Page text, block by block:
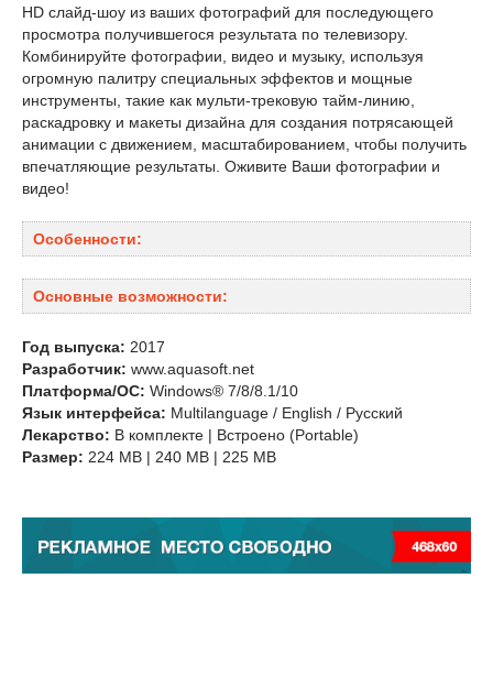
HD слайд-шоу из ваших фотографий для последующего
просмотра получившегося результата по телевизору.
Комбинируйте фотографии, видео и музыку, используя
огромную палитру специальных эффектов и мощные
инструменты, такие как мульти-трековую тайм-линию,
раскадровку и макеты дизайна для создания потрясающей
анимации с движением, масштабированием, чтобы получить
впечатляющие результаты. Оживите Ваши фотографии и
видео!
Особенности:
Основные возможности:
Год выпуска: 2017
Разработчик: www.aquasoft.net
Платформа/ОС: Windows® 7/8/8.1/10
Язык интерфейса: Multilanguage / English / Русский
Лекарство: В комплекте | Встроено (Portable)
Размер: 224 MB | 240 MB | 225 MB